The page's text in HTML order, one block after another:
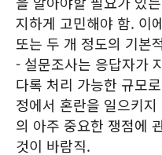
지하게 고민해야 함. 이
또는 두 개 정도의 기본
- 설문조사는 응답자가
다록 처리 가능한 규모
정에서 혼란을 일으키
의 아주 중요한 쟁점에
것이 바람직.